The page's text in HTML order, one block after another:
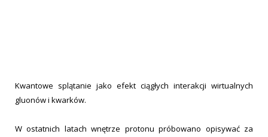
Kwantowe splątanie jako efekt ciągłych interakcji wirtualnych
gluonów i kwarków.
W ostatnich latach wnętrze protonu próbowano opisywać za